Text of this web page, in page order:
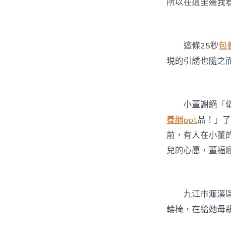
這條25秒包
現的引誘也隨之
小董謝絕「
養網ppt品！」
前，有人在小董
兒的心愿，董福
九江市濂溪
輪椅，在給她母